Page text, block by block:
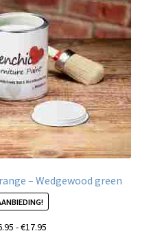
– Wedgewood green
-€17.95